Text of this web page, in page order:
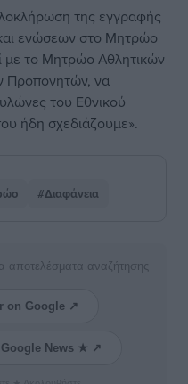
της εγγραφής
ενώσεων στο Μητρώο
το Μητρώο Αθλητικών
Προπονητών, να
του Εθνικού
ήδη σχεδιάζουμε».
#Διαφάνεια
αποτελέσματα αναζήτησης
on Google ↗
Google News ★ ↗